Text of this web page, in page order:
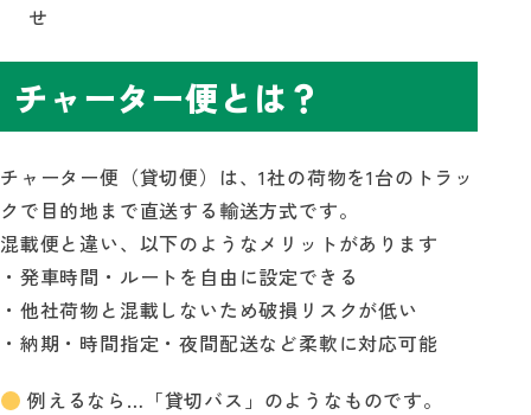
せ
チャーター便とは？
チャーター便（貸切便）は、1社の荷物を1台のトラッ
クで目的地まで直送する輸送方式です。
混載便と違い、以下のようなメリットがあります
・発車時間・ルートを自由に設定できる
・他社荷物と混載しないため破損リスクが低い
・納期・時間指定・夜間配送など柔軟に対応可能
例えるなら…「貸切バス」のようなものです。